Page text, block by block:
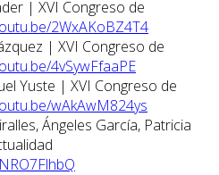
| XVI Congreso de
2WxAKoBZ4T4
| XVI Congreso de
4vSywFfaaPE
Yuste | XVI Congreso de
wAkAwM824ys
Ángeles García, Patricia